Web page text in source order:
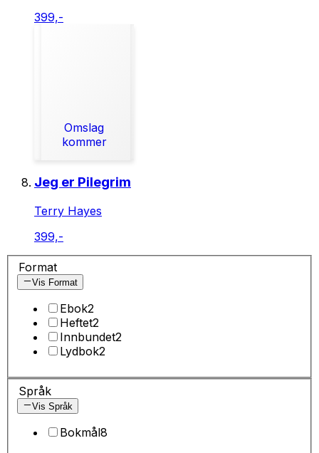
399,-
Omslag
kommer
Jeg er Pilegrim
Terry Hayes
399,-
Format
Vis Format
Ebok2
Heftet2
Innbundet2
Lydbok2
Språk
Vis Språk
Bokmål8